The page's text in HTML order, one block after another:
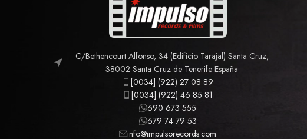
C/Bethencourt Alfonso, 34 (Edificio Tarajal) Santa Cruz,
38002 Santa Cruz de Tenerife España
[0034] (922) 27 08 89
[0034] (922) 46 85 81
690 673 555
679 74 79 53
info@impulsorecords.com